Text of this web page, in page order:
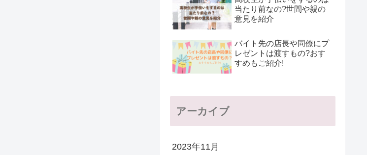
当たり前なの?世間や親の
意見を紹介
バイト先の店長や同僚にプ
レゼントは渡すもの?おす
すめもご紹介!
アーカイブ
2023年11月